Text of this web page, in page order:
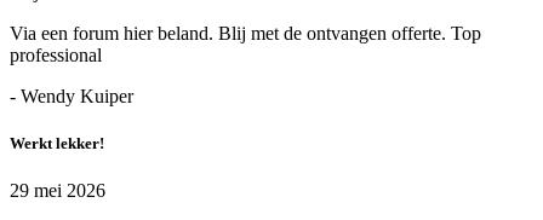
Via een forum hier beland. Blij met de ontvangen offerte. Top
professional
- Wendy Kuiper
Werkt lekker!
29 mei 2026